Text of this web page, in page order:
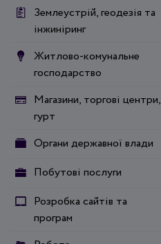
Землеустрій, геодезія та
інжиніринг
Житлово-комунальне
господарство
Магазини, торгові центри,
гурт
Органи державної влади
Побутові послуги
Розробка сайтів та
програм